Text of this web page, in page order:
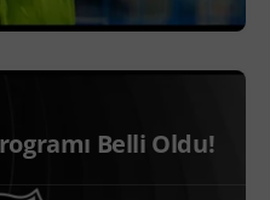
Belli Oldu!